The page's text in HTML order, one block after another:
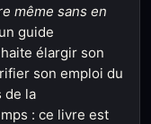
même sans en
guide
élargir son
son emploi du
de la
: ce livre est